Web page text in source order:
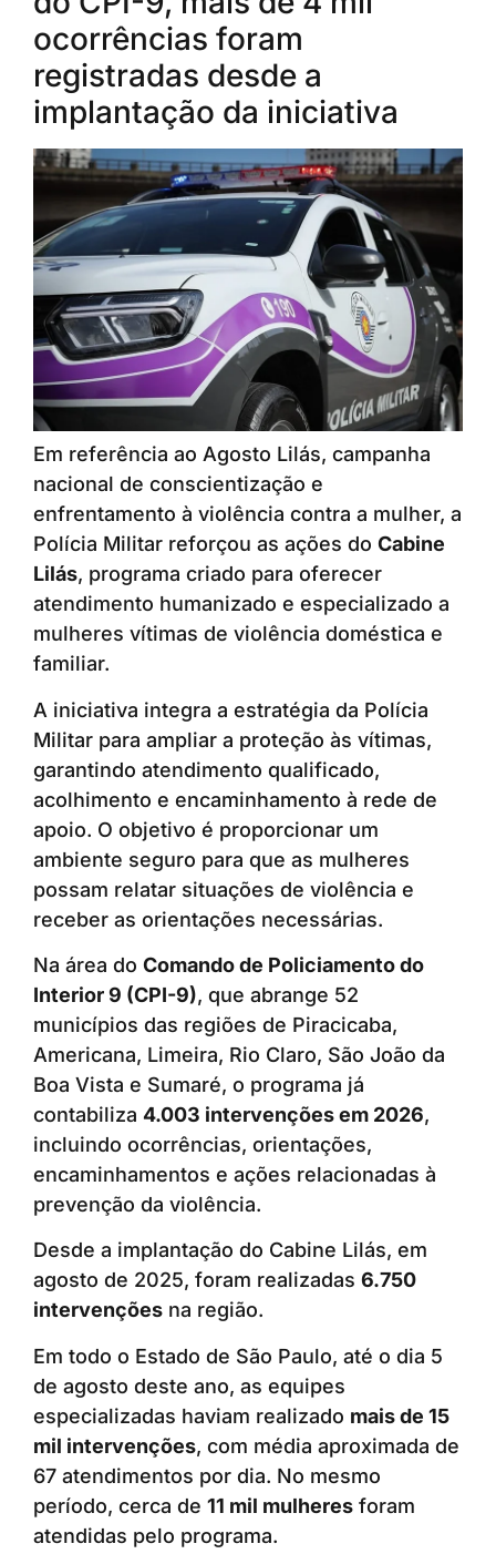
ocorrências foram
registradas desde a
implantação da iniciativa
Em referência ao Agosto Lilás, campanha
nacional de conscientização e
enfrentamento à violência contra a mulher, a
Polícia Militar reforçou as ações do Cabine
Lilás, programa criado para oferecer
atendimento humanizado e especializado a
mulheres vítimas de violência doméstica e
familiar.
A iniciativa integra a estratégia da Polícia
Militar para ampliar a proteção às vítimas,
garantindo atendimento qualificado,
acolhimento e encaminhamento à rede de
apoio. O objetivo é proporcionar um
ambiente seguro para que as mulheres
possam relatar situações de violência e
receber as orientações necessárias.
Na área do Comando de Policiamento do
Interior 9 (CPI-9), que abrange 52
municípios das regiões de Piracicaba,
Americana, Limeira, Rio Claro, São João da
Boa Vista e Sumaré, o programa já
contabiliza 4.003 intervenções em 2026,
incluindo ocorrências, orientações,
encaminhamentos e ações relacionadas à
prevenção da violência.
Desde a implantação do Cabine Lilás, em
agosto de 2025, foram realizadas 6.750
intervenções na região.
Em todo o Estado de São Paulo, até o dia 5
de agosto deste ano, as equipes
especializadas haviam realizado mais de 15
mil intervenções, com média aproximada de
67 atendimentos por dia. No mesmo
período, cerca de 11 mil mulheres foram
atendidas pelo programa.